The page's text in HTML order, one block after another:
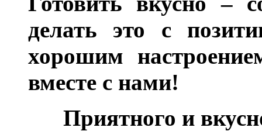
делать это с
хорошим
вместе с нами!
Приятного и